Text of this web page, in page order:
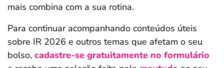
mais combina com a sua rotina.
Para continuar acompanhando conteúdos úteis
sobre IR 2026 e outros temas que afetam o seu
bolso, cadastre-se gratuitamente no formulário